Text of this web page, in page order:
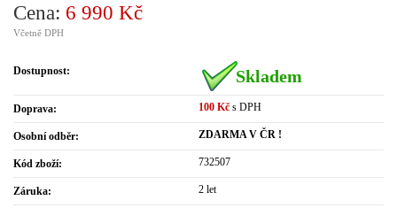
Cena: 6 990 Kč
Včetně DPH
Dostupnost: Skladem
Doprava: 100 Kč s DPH
Osobní odběr: ZDARMA V ČR !
Kód zboží: 732507
Záruka: 2 let